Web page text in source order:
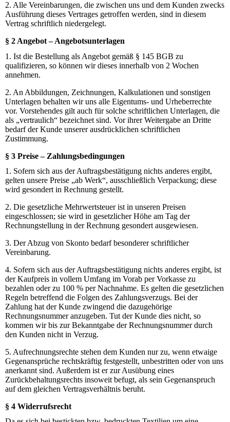
2. Alle Vereinbarungen, die zwischen uns und dem Kunden zwecks
Ausführung dieses Vertrages getroffen werden, sind in diesem
Vertrag schriftlich niedergelegt.
§ 2 Angebot – Angebotsunterlagen
1. Ist die Bestellung als Angebot gemäß § 145 BGB zu
qualifizieren, so können wir dieses innerhalb von 2 Wochen
annehmen.
2. An Abbildungen, Zeichnungen, Kalkulationen und sonstigen
Unterlagen behalten wir uns alle Eigentums- und Urheberrechte
vor. Vorstehendes gilt auch für solche schriftlichen Unterlagen, die
als „vertraulich“ bezeichnet sind. Vor ihrer Weitergabe an Dritte
bedarf der Kunde unserer ausdrücklichen schriftlichen
Zustimmung.
§ 3 Preise – Zahlungsbedingungen
1. Sofern sich aus der Auftragsbestätigung nichts anderes ergibt,
gelten unsere Preise „ab Werk“, ausschließlich Verpackung; diese
wird gesondert in Rechnung gestellt.
2. Die gesetzliche Mehrwertsteuer ist in unseren Preisen
eingeschlossen; sie wird in gesetzlicher Höhe am Tag der
Rechnungstellung in der Rechnung gesondert ausgewiesen.
3. Der Abzug von Skonto bedarf besonderer schriftlicher
Vereinbarung.
4. Sofern sich aus der Auftragsbestätigung nichts anderes ergibt, ist
der Kaufpreis in vollem Umfang im Vorab per Vorkasse zu
bezahlen oder zu 100 % per Nachnahme. Es gelten die gesetzlichen
Regeln betreffend die Folgen des Zahlungsverzugs. Bei der
Zahlung hat der Kunde zwingend die dazugehörige
Rechnungsnummer anzugeben. Tut der Kunde dies nicht, so
kommen wir bis zur Bekanntgabe der Rechnungsnummer durch
den Kunden nicht in Verzug.
5. Aufrechnungsrechte stehen dem Kunden nur zu, wenn etwaige
Gegenansprüche rechtskräftig festgestellt, unbestritten oder von uns
anerkannt sind. Außerdem ist er zur Ausübung eines
Zurückbehaltungsrechts insoweit befugt, als sein Gegenanspruch
auf dem gleichen Vertragsverhältnis beruht.
§ 4 Widerrufsrecht